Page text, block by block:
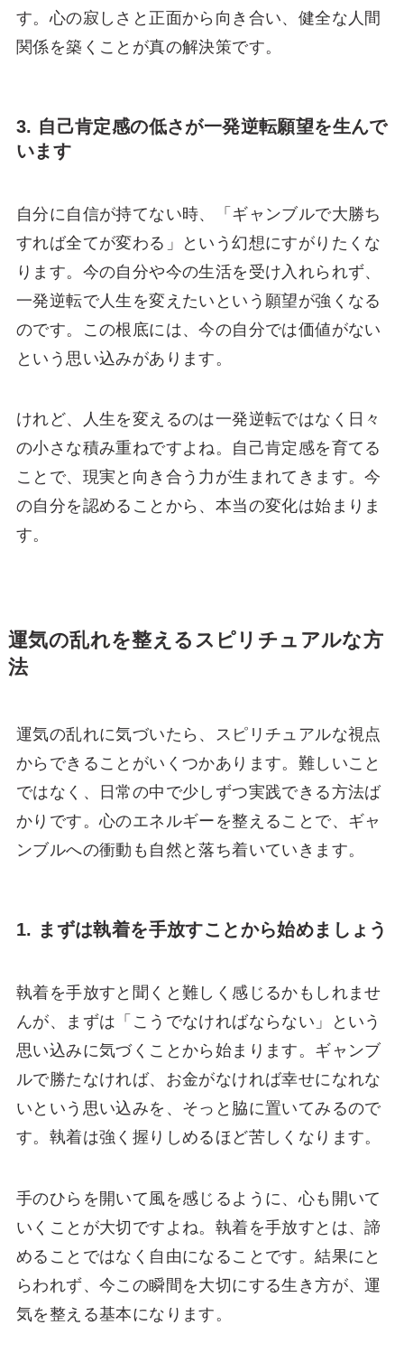
す。心の寂しさと正面から向き合い、健全な人間
関係を築くことが真の解決策です。
3. 自己肯定感の低さが一発逆転願望を生んで
います
自分に自信が持てない時、「ギャンブルで大勝ち
すれば全てが変わる」という幻想にすがりたくな
ります。今の自分や今の生活を受け入れられず、
一発逆転で人生を変えたいという願望が強くなる
のです。この根底には、今の自分では価値がない
という思い込みがあります。
けれど、人生を変えるのは一発逆転ではなく日々
の小さな積み重ねですよね。自己肯定感を育てる
ことで、現実と向き合う力が生まれてきます。今
の自分を認めることから、本当の変化は始まりま
す。
運気の乱れを整えるスピリチュアルな方
法
運気の乱れに気づいたら、スピリチュアルな視点
からできることがいくつかあります。難しいこと
ではなく、日常の中で少しずつ実践できる方法ば
かりです。心のエネルギーを整えることで、ギャ
ンブルへの衝動も自然と落ち着いていきます。
1. まずは執着を手放すことから始めましょう
執着を手放すと聞くと難しく感じるかもしれませ
んが、まずは「こうでなければならない」という
思い込みに気づくことから始まります。ギャンブ
ルで勝たなければ、お金がなければ幸せになれな
いという思い込みを、そっと脇に置いてみるので
す。執着は強く握りしめるほど苦しくなります。
手のひらを開いて風を感じるように、心も開いて
いくことが大切ですよね。執着を手放すとは、諦
めることではなく自由になることです。結果にと
らわれず、今この瞬間を大切にする生き方が、運
気を整える基本になります。